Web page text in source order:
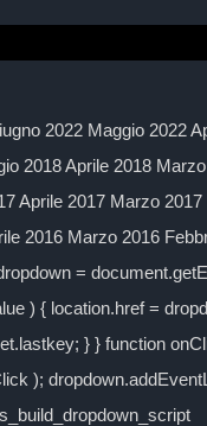
2022 Maggio 2022
2018 Aprile 2018
Aprile 2017 Marzo
2016 Marzo 2016
=
) { location.href =
} } function
);